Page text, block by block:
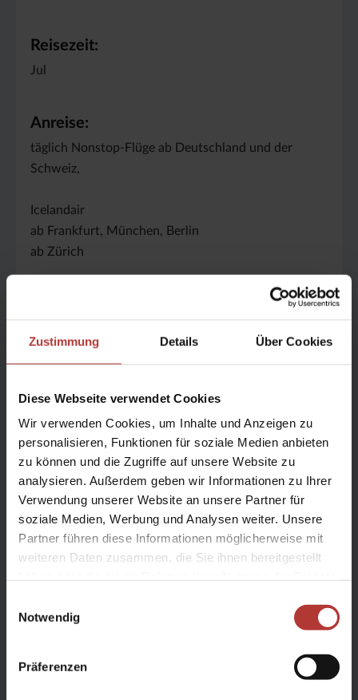
Zustimmung Details Über Cookies
Diese Webseite verwendet Cookies
Wir verwenden Cookies, um Inhalte und Anzeigen zu
personalisieren, Funktionen für soziale Medien anbieten
zu können und die Zugriffe auf unsere Website zu
analysieren. Außerdem geben wir Informationen zu Ihrer
Verwendung unserer Website an unsere Partner für
soziale Medien, Werbung und Analysen weiter. Unsere
Partner führen diese Informationen möglicherweise mit
weiteren Daten zusammen, die Sie ihnen bereitgestellt
Notwendig
Präferenzen
Reisezeit:
Jul
Anreise:
täglich Nonstop-Flüge ab Deutschland und der
Schweiz,
Icelandair
ab Frankfurt, München, Berlin
ab Zürich
qualifizierte isländische englisch- bzw.
mehrsprachige Reiseleitung ab/bis Reykjavík
Leistungen
Enthalten:
ab Reykjavík:
geführte Reittour
Verpflegung